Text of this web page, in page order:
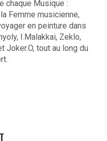
chaque Musique :
Femme musicienne,
en peinture dans
I.Malakkai, Zeklo,
Joker.O, tout au long du